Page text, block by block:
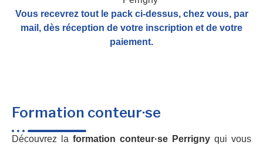
Vous recevrez tout le pack ci-dessus, chez vous, par
mail, dès réception de votre inscription et de votre
paiement.
Formation conteur·se
Découvrez la formation conteur·se Perrigny qui vous